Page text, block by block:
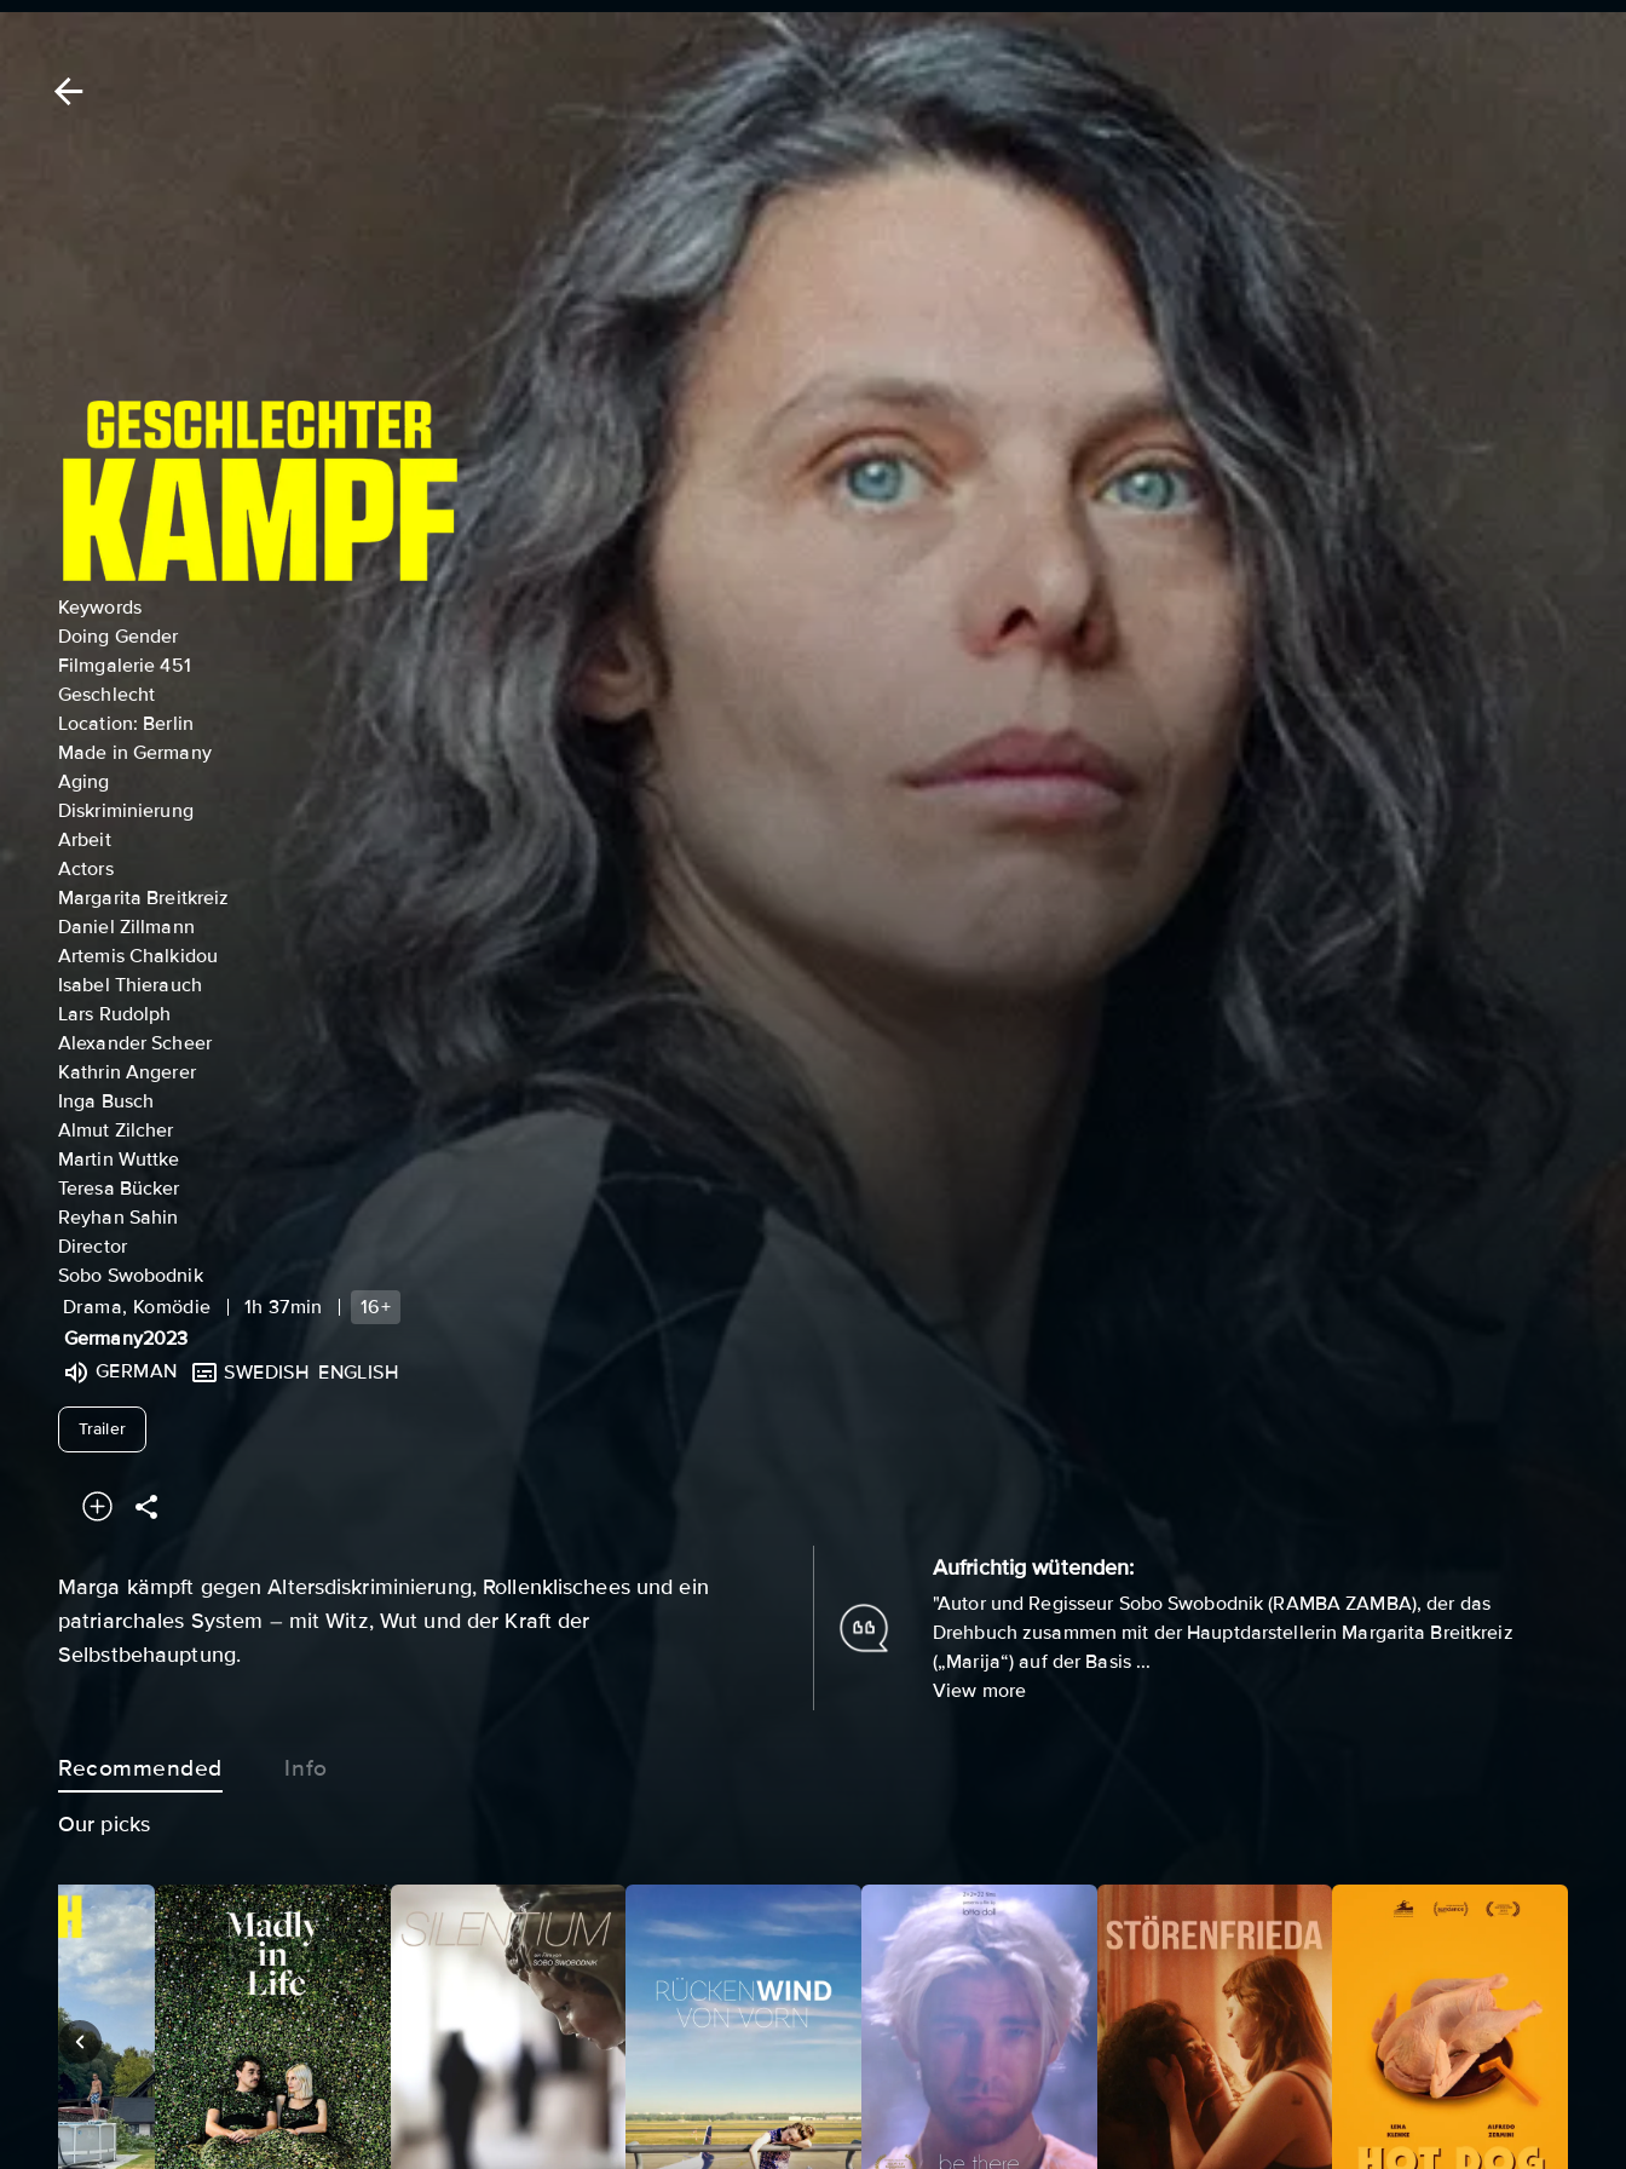
Keywords
Doing Gender
Filmgalerie 451
Geschlecht
Location: Berlin
Made in Germany
Aging
Diskriminierung
Arbeit
Actors
Margarita Breitkreiz
Daniel Zillmann
Artemis Chalkidou
Isabel Thierauch
Lars Rudolph
Alexander Scheer
Kathrin Angerer
Inga Busch
Almut Zilcher
Martin Wuttke
Teresa Bücker
Reyhan Sahin
Director
Sobo Swobodnik
Drama, Komödie
1h 37min
16+
Germany2023
GERMAN
SWEDISH ENGLISH
Trailerundefined
Marga kämpft gegen Altersdiskriminierung, Rollenklischees und ein
patriarchales System – mit Witz, Wut und der Kraft der
Selbstbehauptung.
Aufrichtig wütenden:
"Autor und Regisseur Sobo Swobodnik (RAMBA ZAMBA), der das
Drehbuch zusammen mit der Hauptdarstellerin Margarita Breitkreiz
(„Marija“) auf der Basis ...
View more
Recommended Info
Our picks